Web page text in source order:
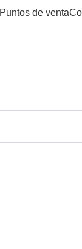
Puntos de venta